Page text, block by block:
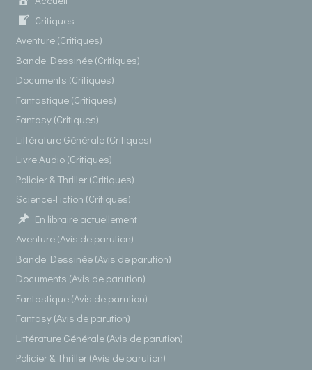
Critiques
Aventure (Critiques)
Bande Dessinée (Critiques)
Documents (Critiques)
Fantastique (Critiques)
Fantasy (Critiques)
Littérature Générale (Critiques)
Livre Audio (Critiques)
Policier & Thriller (Critiques)
Science-Fiction (Critiques)
En libraire actuellement
Aventure (Avis de parution)
Bande Dessinée (Avis de parution)
Documents (Avis de parution)
Fantastique (Avis de parution)
Fantasy (Avis de parution)
Littérature Générale (Avis de parution)
Policier & Thriller (Avis de parution)